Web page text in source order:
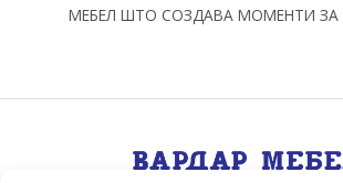
МЕБЕЛ ШТО СОЗДАВА МОМЕНТИ ЗА